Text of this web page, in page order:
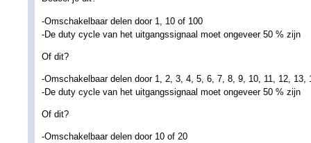
-Omschakelbaar delen door 1, 10 of 100
-De duty cycle van het uitgangssignaal moet ongeveer 50 % zijn
Of dit?
-Omschakelbaar delen door 1, 2, 3, 4, 5, 6, 7, 8, 9, 10, 11, 12, 13,
-De duty cycle van het uitgangssignaal moet ongeveer 50 % zijn
Of dit?
-Omschakelbaar delen door 10 of 20